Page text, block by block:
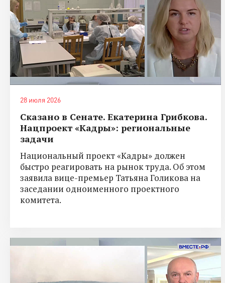
28 июля 2026
Сказано в Сенате. Екатерина Грибкова.
Нацпроект «Кадры»: региональные
задачи
Национальный проект «Кадры» должен
быстро реагировать на рынок труда. Об этом
заявила вице-премьер Татьяна Голикова на
заседании одноименного проектного
комитета.